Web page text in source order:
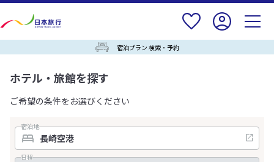
宿泊プラン 検索・予約
ホテル・旅館を探す
ご希望の条件をお選びください
宿泊地
日程